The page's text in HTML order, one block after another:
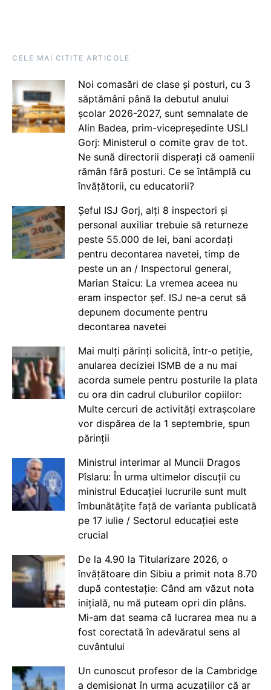
CELE MAI CITITE ARTICOLE
Noi comasări de clase și posturi, cu 3
săptămâni până la debutul anului
școlar 2026-2027, sunt semnalate de
Alin Badea, prim-vicepreședinte USLI
Gorj: Ministerul o comite grav de tot.
Ne sună directorii disperați că oamenii
rămân fără posturi. Ce se întâmplă cu
învățătorii, cu educatorii?
Șeful ISJ Gorj, alți 8 inspectori și
personal auxiliar trebuie să returneze
peste 55.000 de lei, bani acordați
pentru decontarea navetei, timp de
peste un an / Inspectorul general,
Marian Staicu: La vremea aceea nu
eram inspector șef. ISJ ne-a cerut să
depunem documente pentru
decontarea navetei
Mai mulți părinți solicită, într-o petiție,
anularea deciziei ISMB de a nu mai
acorda sumele pentru posturile la plata
cu ora din cadrul cluburilor copiilor:
Multe cercuri de activități extrașcolare
vor dispărea de la 1 septembrie, spun
părinții
Ministrul interimar al Muncii Dragos
Pîslaru: În urma ultimelor discuții cu
ministrul Educației lucrurile sunt mult
îmbunătățite față de varianta publicată
pe 17 iulie / Sectorul educației este
crucial
De la 4.90 la Titularizare 2026, o
învățătoare din Sibiu a primit nota 8.70
după contestație: Când am văzut nota
inițială, nu mă puteam opri din plâns.
Mi-am dat seama că lucrarea mea nu a
fost corectată în adevăratul sens al
cuvântului
Un cunoscut profesor de la Cambridge
a demisionat în urma acuzațiilor că ar